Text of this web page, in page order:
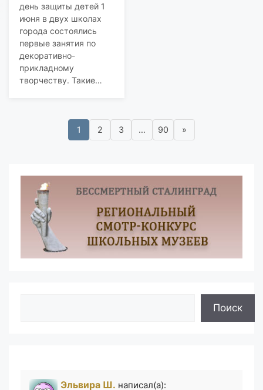
день защиты детей 1
июня в двух школах
города состоялись
первые занятия по
декоративно-
прикладному
творчеству. Такие…
1 2 3 … 90 »
Поиск
Эльвира Ш. написал(а):